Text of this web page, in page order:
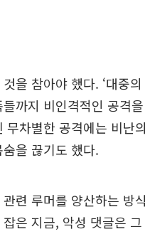
을 참아야 했다. ‘대중
까지 비인격적인 공격
차별한 공격에는 비난
을 끊기도 했다.
련 루머를 양산하는 방
은 지금, 악성 댓글은